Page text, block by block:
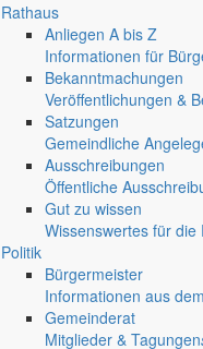
Rathaus
Anliegen A bis Z
Informationen für
Bekanntmachungen
Veröffentlichungen &
Satzungen
Gemeindliche
Ausschreibungen
Öffentliche
Gut zu wissen
Wissenswertes für die
Politik
Bürgermeister
Informationen aus
Gemeinderat
Mitglieder & Tagungen